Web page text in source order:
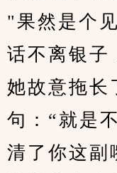
"果然是个
话不离银子
她故意拖长
句：“就是
清了你这副